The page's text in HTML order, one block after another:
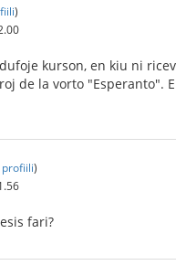
)
kurson, en kiu ni
de la vorto "Esperanto".
)
fari?